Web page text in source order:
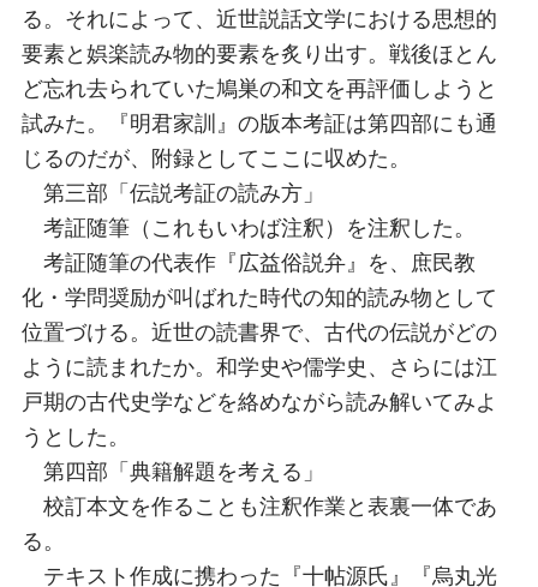
る。それによって、近世説話文学における思想的
要素と娯楽読み物的要素を炙り出す。戦後ほとん
ど忘れ去られていた鳩巣の和文を再評価しようと
試みた。『明君家訓』の版本考証は第四部にも通
じるのだが、附録としてここに収めた。
第三部「伝説考証の読み方」
考証随筆（これもいわば注釈）を注釈した。
考証随筆の代表作『広益俗説弁』を、庶民教
化・学問奨励が叫ばれた時代の知的読み物として
位置づける。近世の読書界で、古代の伝説がどの
ように読まれたか。和学史や儒学史、さらには江
戸期の古代史学などを絡めながら読み解いてみよ
うとした。
第四部「典籍解題を考える」
校訂本文を作ることも注釈作業と表裏一体であ
る。
テキスト作成に携わった『十帖源氏』『烏丸光